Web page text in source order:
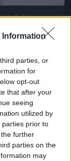
Information
parties, or
for
opt-out
that after your
seeing
utilized by
parties prior to
further
parties on the
may